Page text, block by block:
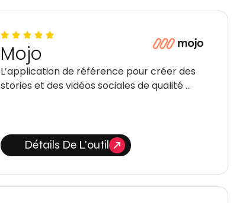
Mojo
L’application de référence pour créer des
stories et des vidéos sociales de qualité …
Détails De L'outil